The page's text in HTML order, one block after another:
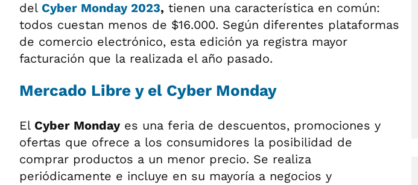
del Cyber Monday 2023, tienen una característica en común:
todos cuestan menos de $16.000. Según diferentes plataformas
de comercio electrónico, esta edición ya registra mayor
facturación que la realizada el año pasado.
Mercado Libre y el Cyber Monday
El Cyber Mondayes una feria de descuentos, promociones y
ofertas que ofrece a los consumidores la posibilidad de
comprar productos a un menor precio. Se realiza
periódicamente e incluye en su mayoría a negocios y